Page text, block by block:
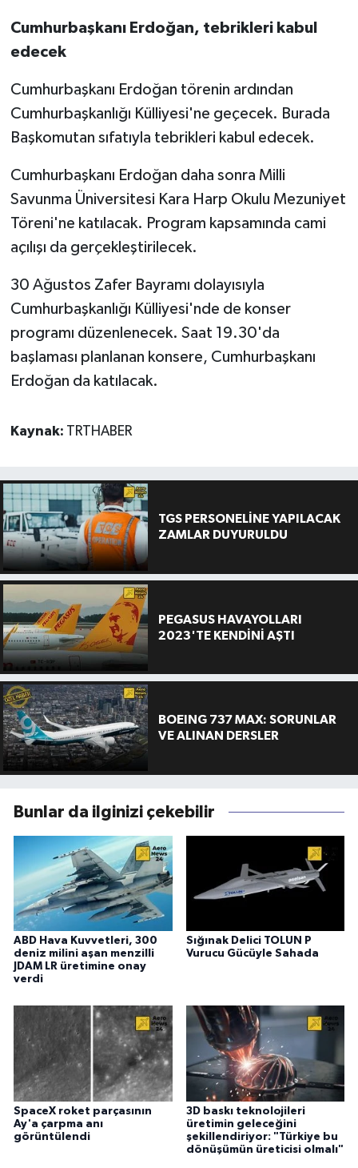
Cumhurbaşkanı Erdoğan, tebrikleri kabul
edecek
Cumhurbaşkanı Erdoğan törenin ardından
Cumhurbaşkanlığı Külliyesi'ne geçecek. Burada
Başkomutan sıfatıyla tebrikleri kabul edecek.
Cumhurbaşkanı Erdoğan daha sonra Milli
Savunma Üniversitesi Kara Harp Okulu Mezuniyet
Töreni'ne katılacak. Program kapsamında cami
açılışı da gerçekleştirilecek.
30 Ağustos Zafer Bayramı dolayısıyla
Cumhurbaşkanlığı Külliyesi'nde de konser
programı düzenlenecek. Saat 19.30'da
başlaması planlanan konsere, Cumhurbaşkanı
Erdoğan da katılacak.
Kaynak: TRTHABER
TGS PERSONELİNE YAPILACAK
ZAMLAR DUYURULDU
PEGASUS HAVAYOLLARI
2023'TE KENDİNİ AŞTI
BOEING 737 MAX: SORUNLAR
VE ALINAN DERSLER
Bunlar da ilginizi çekebilir
ABD Hava Kuvvetleri, 300
deniz milini aşan menzilli
JDAM LR üretimine onay
verdi
Sığınak Delici TOLUN P
Vurucu Gücüyle Sahada
SpaceX roket parçasının
Ay'a çarpma anı
görüntülendi
3D baskı teknolojileri
üretimin geleceğini
şekillendiriyor: "Türkiye bu
dönüşümün üreticisi olmalı"